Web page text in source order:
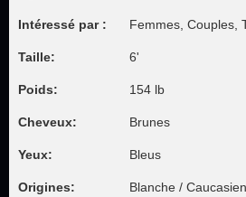
Intéressé par : Femmes, Couples,
Taille: 6'
Poids: 154 lb
Cheveux: Brunes
Yeux: Bleus
Origines: Blanche /